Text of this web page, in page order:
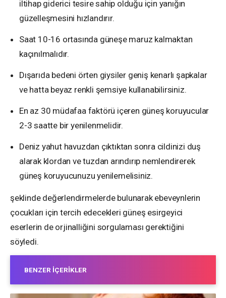
iltihap giderici tesire sahip olduğu için yanığın
güzelleşmesini hızlandırır.
Saat 10-16 ortasında güneşe maruz kalmaktan
kaçınılmalıdır.
Dışarıda bedeni örten giysiler geniş kenarlı şapkalar
ve hatta beyaz renkli şemsiye kullanabilirsiniz.
En az 30 müdafaa faktörü içeren güneş koruyucular
2-3 saatte bir yenilenmelidir.
Deniz yahut havuzdan çıktıktan sonra cildinizi duş
alarak klordan ve tuzdan arındırıp nemlendirerek
güneş koruyucunuzu yenilemelisiniz.
şeklinde değerlendirmelerde bulunarakebeveynlerin
çocukları için tercih edecekleri güneş esirgeyici
eserlerin de orjinalliğini sorgulaması gerektiğini
söyledi.
BENZER İÇERIKLER